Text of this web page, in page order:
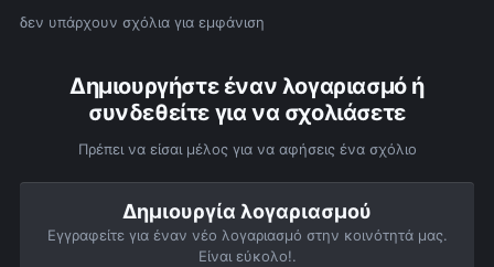
δεν υπάρχουν σχόλια για εμφάνιση
Δημιουργήστε έναν λογαριασμό ή
συνδεθείτε για να σχολιάσετε
Πρέπει να είσαι μέλος για να αφήσεις ένα σχόλιο
Δημιουργία λογαριασμού
Εγγραφείτε για έναν νέο λογαριασμό στην κοινότητά μας.
Είναι εύκολο!.